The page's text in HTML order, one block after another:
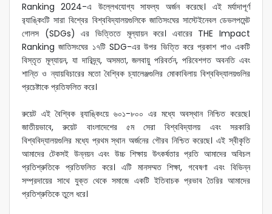
Ranking 2024-এ উল্লেখযোগ্য সাফল্য অর্জন করেছে। এই মর্যাদাপূর্ণ
র‌্যাঙ্কিংটি সারা বিশ্বের বিশ্ববিদ্যালয়গুলিকে জাতিসংঘের সাস্টেইনেবল ডেভলপমেন্ট
গোলস (SDGs) এর ভিত্তিতে মূল্যায়ন করে। এবারের THE Impact
Ranking জাতিসংঘের ১৭টি SDG-এর উপর ভিত্তি করে প্রকাশ পাও একটি
বিস্তৃত মূল্যায়ন, যা দারিদ্র্য, অসমতা, জলবায়ু পরিবর্তন, পরিবেশগত অবনতি এবং
শান্তি ও ন্যায়বিচারের মতো বৈশ্বিক চ্যালেঞ্জগুলির মোকাবিলায় বিশ্ববিদ্যালয়গুলির
প্রচেষ্টাকে প্রতিফলিত করে।
রুয়েট এই বৈশ্বিক র‌্যাঙ্কিংয়ে ৬০১-৮০০ এর মধ্যে অবস্থান নিশ্চিত করেছে।
জাতীয়ভাবে, রুয়েট বাংলাদেশের ৫ম সেরা বিশ্ববিদ্যালয় এবং সরকারি
বিশ্ববিদ্যালয়গুলির মধ্যে প্রথম স্থান অর্জনের গৌরব নিশ্চিত করেছে। এই স্বীকৃতি
আমাদের টেকসই উন্নয়ন এবং উচ্চ শিক্ষায় উৎকর্ষতার প্রতি আমাদের অবিচল
প্রতিশ্রুতিকে প্রতিফলিত করে। এটি মানসম্মত শিক্ষা, গবেষণা এবং বিভিন্ন
সম্প্রদায়ের সাথে যুক্ত থেকে সমাজে একটি ইতিবাচক প্রভাব তৈরির আমাদের
প্রতিশ্রুতিকে তুলে ধরে।